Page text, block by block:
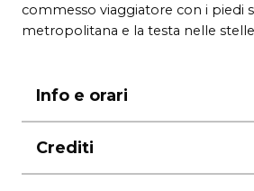
commesso viaggiatore con i piedi
metropolitana e la testa nelle
Info e orari
prima ore 21.00
martedì e venerdì ore 21.00
mercoledì e sabato ore 19.00
Crediti